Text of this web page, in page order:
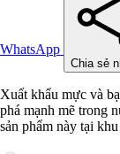
WhatsApp
Chia sẻ
Xuất khẩu mực và
phá mạnh mẽ trong
sản phẩm này tại